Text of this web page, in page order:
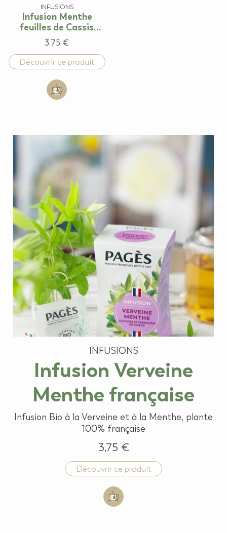
INFUSIONS
Infusion Menthe
feuilles de Cassis
française
3,75 €
Découvrir ce produit
Add to cart: Infusion Menthe feuilles de Cassis
INFUSIONS
Infusion Verveine
Menthe française
Infusion Bio à la Verveine et à la Menthe, plante
100% française
3,75 €
Découvrir ce produit
Add to cart: Infusion Verveine